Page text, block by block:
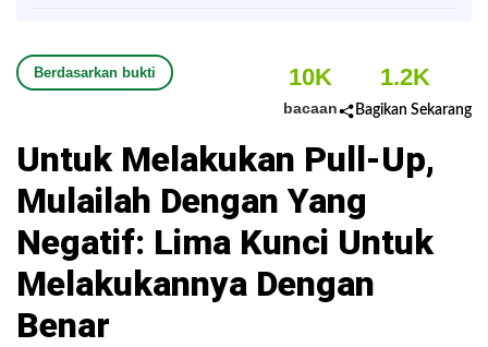
Berdasarkan bukti 10K
bacaan
1.2K
Bagikan Sekarang
Untuk Melakukan Pull-Up,
Mulailah Dengan Yang
Negatif: Lima Kunci Untuk
Melakukannya Dengan
Benar